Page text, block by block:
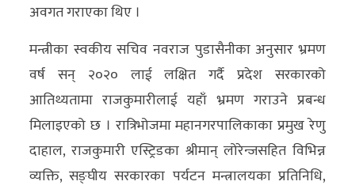
खेलकुद
रोचक
क्लिक
खबर
विशेष
अवगत गराएका थिए ।
मन्त्रीका स्वकीय सचिव नवराज पुडासैनीका अनुसार भ्रमण
वर्ष सन् २०२० लाई लक्षित गर्दै प्रदेश सरकारको
आतिथ्यतामा राजकुमारीलाई यहाँ भ्रमण गराउने प्रबन्ध
मिलाइएको छ । रात्रिभोजमा महानगरपालिकाका प्रमुख रेणु
दाहाल, राजकुमारी एस्ट्रिडका श्रीमान् लोरेन्जसहित विभिन्न
व्यक्ति, सङ्घीय सरकारका पर्यटन मन्त्रालयका प्रतिनिधि,